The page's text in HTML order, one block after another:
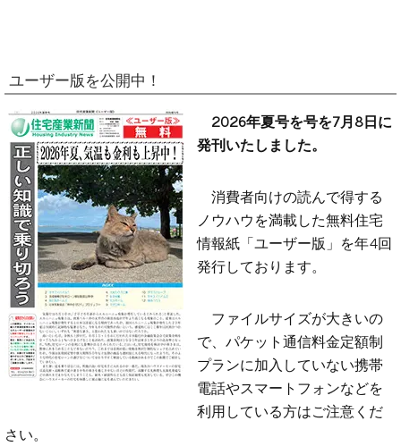
ユーザー版を公開中！
2026年夏号を号を7月8日に
発刊いたしました。
消費者向けの読んで得する
ノウハウを満載した無料住宅
情報紙「ユーザー版」を年4回
発行しております。
ファイルサイズが大きいの
で、パケット通信料金定額制
プランに加入していない携帯
電話やスマートフォンなどを
利用している方はご注意くだ
さい。